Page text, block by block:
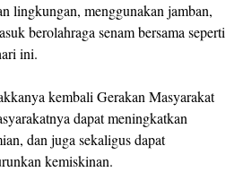
lingkungan, menggunakan jamban,
berolahraga senam bersama seperti
ini.
kembali Gerakan Masyarakat
dapat meningkatkan
dan juga sekaligus dapat
kemiskinan.